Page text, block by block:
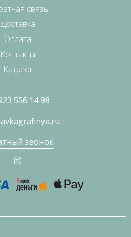
связь
Доставка
Оплата
Контакты
Каталог
556 14 98
звонок